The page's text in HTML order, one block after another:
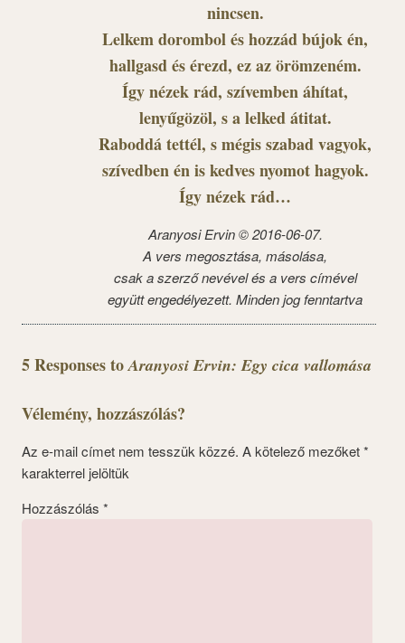
nincsen.
Lelkem dorombol és hozzád bújok én,
hallgasd és érezd, ez az örömzeném.
Így nézek rád, szívemben áhítat,
lenyűgözöl, s a lelked átitat.
Raboddá tettél, s mégis szabad vagyok,
szívedben én is kedves nyomot hagyok.
Így nézek rád…
Aranyosi Ervin © 2016-06-07.
A vers megosztása, másolása,
csak a szerző nevével és a vers címével
együtt engedélyezett. Minden jog fenntartva
5 Responses toAranyosi Ervin: Egy cica vallomása
Vélemény, hozzászólás?
Az e-mail címet nem tesszük közzé. A kötelező mezőket*
karakterrel jelöltük
Hozzászólás *